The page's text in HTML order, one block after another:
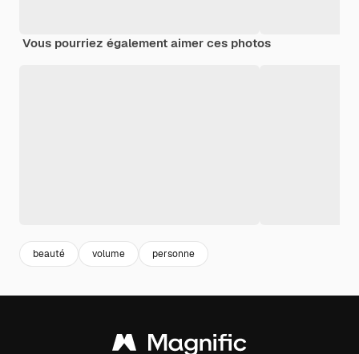
Vous pourriez également aimer ces photos
beauté volume personne